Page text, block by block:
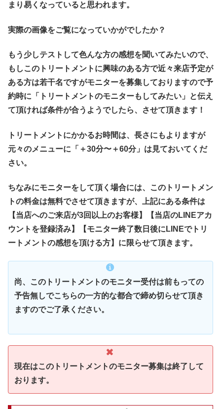
まり易くなっていると思われます。
実際の画像をご覧になっていかがでしたか？
もう少しテストして色んな方の感想を聞いてみたいので、
もしこのトリートメントに興味のある方で近々来店予定が
ある方は若干名ですがモニターを募集しておりますので予
約時に「トリートメントのモニターもしてみたい」と伝え
て頂ければ条件が合うようでしたら、させて頂きます！
トリートメントにかかるお時間は、長さにもよりますが
元々のメニューに「＋30分〜＋60分」は見ておいてくだ
さい。
ちなみにモニターをして頂く場合には、このトリートメン
トの料金は無料でさせて頂きますが、上記にある条件は
【当店へのご来店が3回以上のお客様】【当店のLINEアカ
ウントを登録済み】【モニター終了数日後にLINEでトリ
ートメントの感想を頂ける方】に限らせて頂きます。
尚、このトリートメントのモニター受付は前もっての
予告無しでこちらの一方的な都合で締め切らせて頂き
ますのでご了承ください。
現在はこのトリートメントのモニター募集は終了して
おります。